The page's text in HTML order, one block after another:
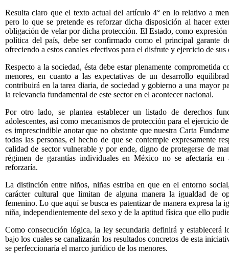
Resulta claro que el texto actual del artículo 4° en lo relativo a
pero lo que se pretende es reforzar dicha disposición al hacer
obligación de velar por dicha protección. El Estado, como
política del país, debe ser confirmado como el principal garante
ofreciendo a estos canales efectivos para el disfrute y ejercicio de sus
Respecto a la sociedad, ésta debe estar plenamente comprometida
menores, en cuanto a las expectativas de un desarrollo
contribuirá en la tarea diaria, de sociedad y gobierno a una mayor
la relevancia fundamental de este sector en el acontecer nacional.
Por otro lado, se plantea establecer un listado de derechos
adolescentes, así como mecanismos de protección para el ejercicio
es imprescindible anotar que no obstante que nuestra Carta
todas las personas, el hecho de que se contemple expresamente
calidad de sector vulnerable y por ende, digno de protegerse de
régimen de garantías individuales en México no se afectaría
reforzaría.
La distinción entre niños, niñas estriba en que en el entorno
carácter cultural que limitan de alguna manera la igualdad de
femenino. Lo que aquí se busca es patentizar de manera expresa la
niña independientemente del sexo y de la aptitud física que ello
Como consecución lógica, la ley secundaria definirá y establecerá
bajo los cuales se canalizarán los resultados concretos de esta
se perfeccionaría el marco jurídico de los menores.